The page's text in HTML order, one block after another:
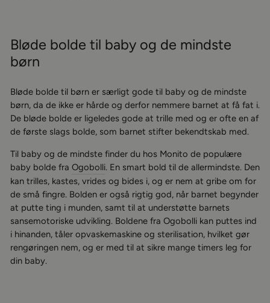
Bløde bolde til baby og de mindste
børn
Bløde bolde til børn er særligt gode til baby og de mindste
børn, da de ikke er hårde og derfor nemmere barnet at få fat i.
De bløde bolde er ligeledes gode at trille med og er ofte en af
de første slags bolde, som barnet stifter bekendtskab med.
Til baby og de mindste finder du hos Monito de populære
baby bolde fra Ogobolli. En smart bold til de allermindste. Den
kan trilles, kastes, vrides og bides i, og er nem at gribe om for
de små fingre. Bolden er også rigtig god, når barnet begynder
at putte ting i munden, samt til at understøtte barnets
sansemotoriske udvikling. Boldene fra Ogobolli kan puttes ind
i hinanden, tåler opvaskemaskine og sterilisation, hvilket gør
rengøringen nem, og er med til at sikre mange timers leg for
din baby.